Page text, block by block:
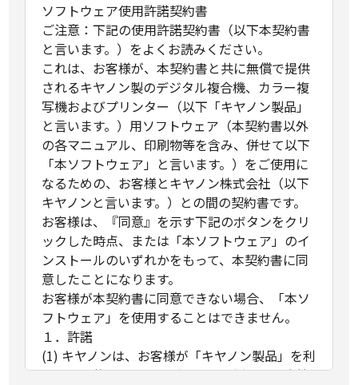
ソフトウェア使用許諾契約書
ご注意：下記の使用許諾契約書（以下本契約書
と言います。）をよくお読みください。
これは、お客様が、本契約書と共に無償で提供
されるキヤノン製のデジタル複合機、カラー複
写機およびプリンター（以下「キヤノン製品」
と言います。）用ソフトウェア（本契約書以外
の各マニュアル、印刷物等を含み、併せて以下
「本ソフトウェア」と言います。）をご使用に
なるための、お客様とキヤノン株式会社（以下
キヤノンと言います。）との間の契約書です。
お客様は、『同意』を示す下記のボタンをクリ
ックした時点、または「本ソフトウェア」のイ
ンストールのいずれかをもって、本契約書に同
意したことになります。
お客様が本契約書に同意できない場合、「本ソ
フトウェア」を使用することはできません。
１．許諾
(1) キヤノンは、お客様が「キヤノン製品」を利
用する目的のために、「キヤノン製品」に直接